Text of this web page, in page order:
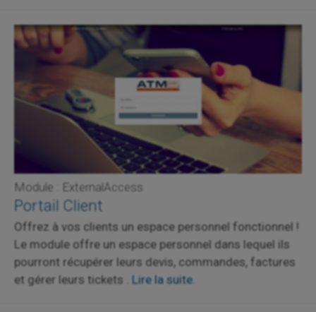
Module : ExternalAccess
Portail Client
Offrez à vos clients un espace personnel fonctionnel !
Le module offre un espace personnel dans lequel ils
pourront récupérer leurs devis, commandes, factures
et gérer leurs tickets . Lire la suite.